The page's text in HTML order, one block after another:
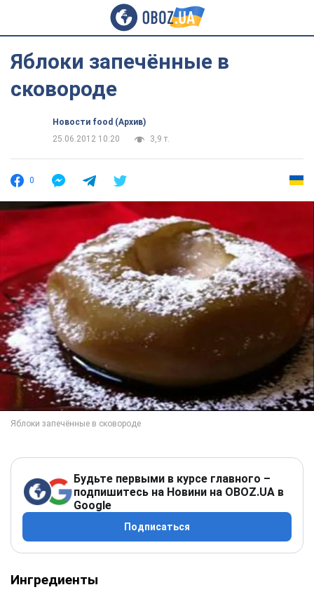
Яблоки запечённые в
сковороде
Новости food (Архив)
25.06.2012 10:20
3,9 т.
0
Будьте первыми в курсе главного –
подпишитесь на Новини на OBOZ.UA в
Google
Подписаться
Ингредиенты